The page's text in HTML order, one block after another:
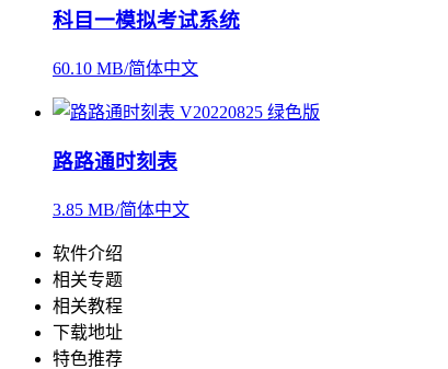
科目一模拟考试系统
60.10 MB/简体中文
路路通时刻表
3.85 MB/简体中文
软件介绍
相关专题
相关教程
下载地址
特色推荐